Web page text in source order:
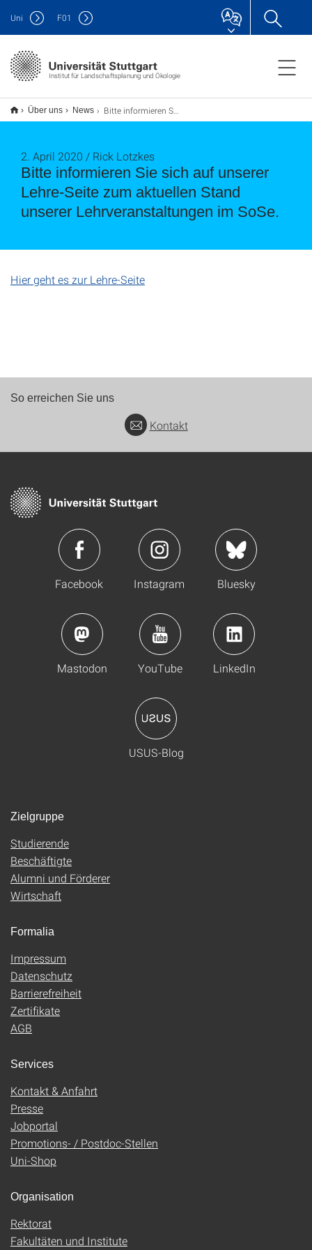
Institut für Landschaftsplanung und Ökologie
Uni F01
Über uns News Bitte informieren Sie sich auf unserer Lehre-Seite zum aktuellen Stand unserer Lehrveranstaltungen im SoSe.
Bitte informieren Sie sich auf unserer
Lehre-Seite zum aktuellen Stand
unserer Lehrveranstaltungen im SoSe.
2. April 2020 / Rick Lotzkes
Hier geht es zur Lehre-Seite
So erreichen Sie uns
Kontakt
Facebook Instagram Bluesky
Mastodon YouTube LinkedIn
USUS-Blog
Zielgruppe
Studierende
Beschäftigte
Alumni und Förderer
Wirtschaft
Formalia
Impressum
Datenschutz
Barrierefreiheit
Zertifikate
AGB
Services
Kontakt & Anfahrt
Presse
Jobportal
Promotions- / Postdoc-Stellen
Uni-Shop
Organisation
Rektorat
Fakultäten und Institute